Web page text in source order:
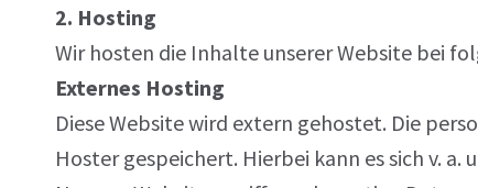
2. Hosting
Wir hosten die Inhalte unserer Website bei
Externes Hosting
Diese Website wird extern gehostet. Die
Hoster gespeichert. Hierbei kann es sich v.